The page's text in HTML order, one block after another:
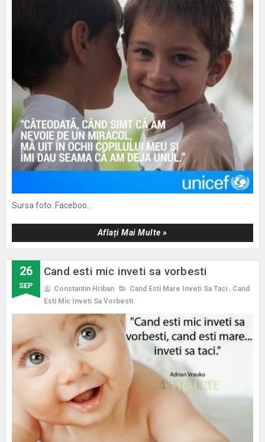
Sursa foto: Faceboo...
Aflați Mai Multe »
26
SEP
Cand esti mic inveti sa vorbesti
Constantin Hriban Cand Esti Mare Inveti Sa Taci , Cand
Esti Mic Inveti Sa Vorbesti